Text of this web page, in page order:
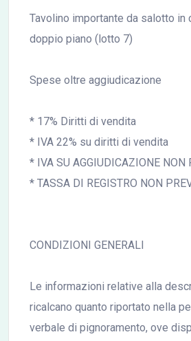
Tavolino importante da salotto in
doppio piano (lotto 7)
Spese oltre aggiudicazione
* 17% Diritti di vendita
* IVA 22% su diritti di vendita
* IVA SU AGGIUDICAZIONE NON
* TASSA DI REGISTRO NON
CONDIZIONI GENERALI
Le informazioni relative alla
ricalcano quanto riportato nella
verbale di pignoramento, ove